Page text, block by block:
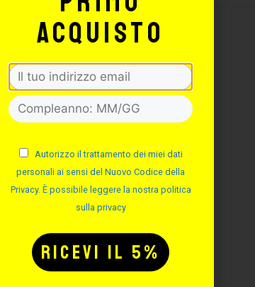
-50%
acquisto
Autorizzo il trattamento dei miei dati
personali ai sensi del Nuovo Codice della
Privacy. È possibile leggere la nostra politica
sulla privacy